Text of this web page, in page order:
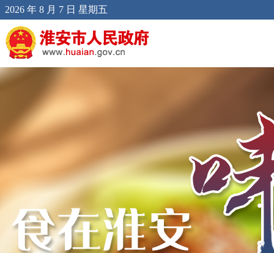
2026 年 8 月 7 日 星期五